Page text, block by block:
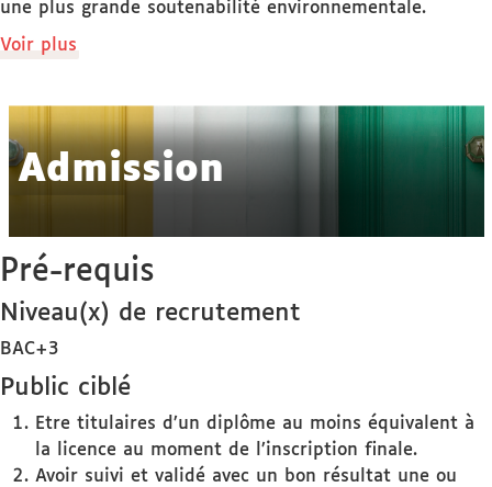
une plus grande soutenabilité environnementale.
Voir plus
Admission
Pré-requis
Niveau(x) de recrutement
BAC+3
Public ciblé
Etre titulaires d’un diplôme au moins équivalent à
la licence au moment de l’inscription finale.
Avoir suivi et validé avec un bon résultat une ou